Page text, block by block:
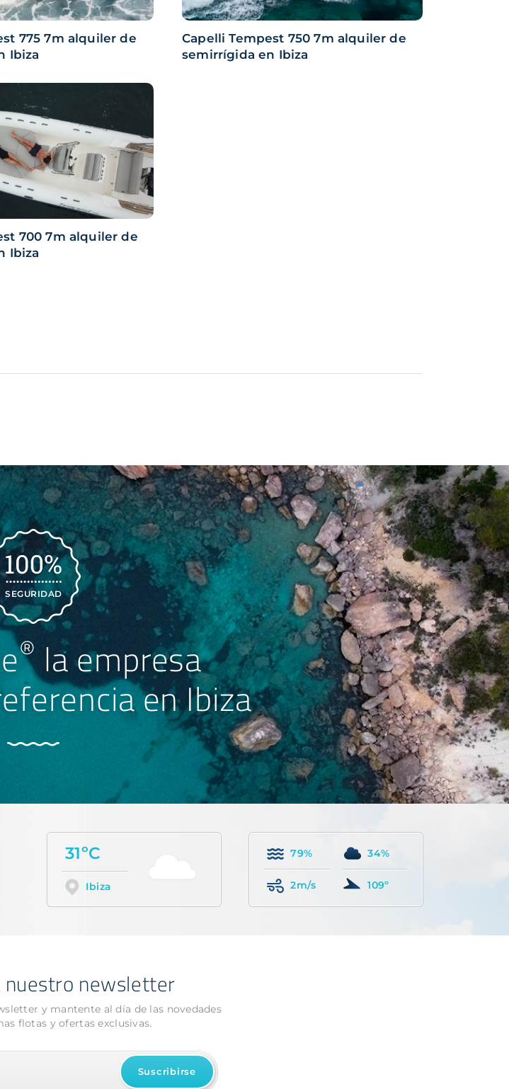
775 7m alquiler de
Ibiza
Capelli Tempest 750 7m alquiler de
semirrígida en Ibiza
700 7m alquiler de
Ibiza
SEGURIDAD
®la empresa
en Ibiza
31ºC
Ibiza
79%
2m/s
34%
109º
newsletter
y mantente al día de las novedades
flotas y ofertas exclusivas.